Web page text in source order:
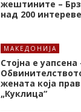
жештините –
над 200
МАКЕДОНИЈА
Стојна е уапсена
жената која
„Куклица“